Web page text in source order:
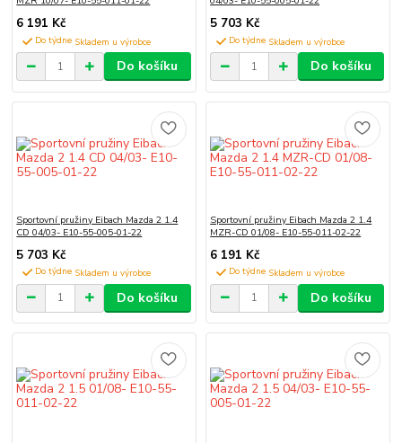
6 191 Kč
Do týdne
Do košíku
5 703 Kč
Do týdne
Do košíku
Sportovní pružiny Eibach Mazda 2 1.4
CD 04/03- E10-55-005-01-22
5 703 Kč
Do týdne
Do košíku
Sportovní pružiny Eibach Mazda 2 1.4
MZR-CD 01/08- E10-55-011-02-22
6 191 Kč
Do týdne
Do košíku